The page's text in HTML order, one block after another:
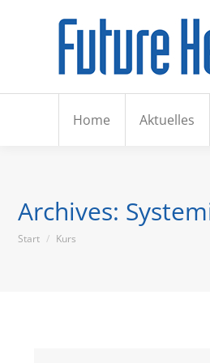
Home Aktuelles
Archives:
Sie befinden sich hier:
Start Kurs